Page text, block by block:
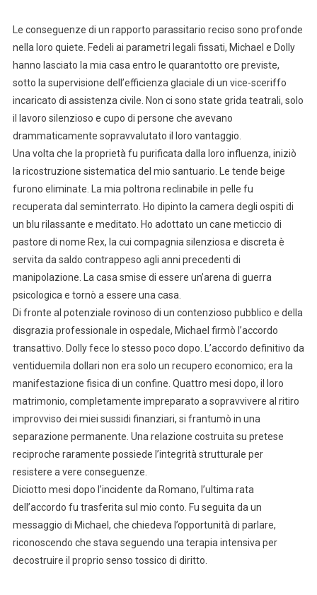
Le conseguenze di un rapporto parassitario reciso sono profonde
nella loro quiete. Fedeli ai parametri legali fissati, Michael e Dolly
hanno lasciato la mia casa entro le quarantotto ore previste,
sotto la supervisione dell’efficienza glaciale di un vice-sceriffo
incaricato di assistenza civile. Non ci sono state grida teatrali, solo
il lavoro silenzioso e cupo di persone che avevano
drammaticamente sopravvalutato il loro vantaggio.
Una volta che la proprietà fu purificata dalla loro influenza, iniziò
la ricostruzione sistematica del mio santuario. Le tende beige
furono eliminate. La mia poltrona reclinabile in pelle fu
recuperata dal seminterrato. Ho dipinto la camera degli ospiti di
un blu rilassante e meditato. Ho adottato un cane meticcio di
pastore di nome Rex, la cui compagnia silenziosa e discreta è
servita da saldo contrappeso agli anni precedenti di
manipolazione. La casa smise di essere un’arena di guerra
psicologica e tornò a essere una casa.
Di fronte al potenziale rovinoso di un contenzioso pubblico e della
disgrazia professionale in ospedale, Michael firmò l’accordo
transattivo. Dolly fece lo stesso poco dopo. L’accordo definitivo da
ventiduemila dollari non era solo un recupero economico; era la
manifestazione fisica di un confine. Quattro mesi dopo, il loro
matrimonio, completamente impreparato a sopravvivere al ritiro
improvviso dei miei sussidi finanziari, si frantumò in una
separazione permanente. Una relazione costruita su pretese
reciproche raramente possiede l’integrità strutturale per
resistere a vere conseguenze.
Diciotto mesi dopo l’incidente da Romano, l’ultima rata
dell’accordo fu trasferita sul mio conto. Fu seguita da un
messaggio di Michael, che chiedeva l’opportunità di parlare,
riconoscendo che stava seguendo una terapia intensiva per
decostruire il proprio senso tossico di diritto.